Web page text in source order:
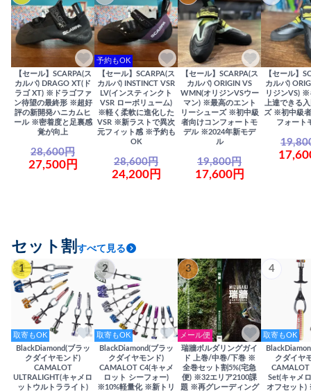
【セール】SCARPA(ス
カルパ) DRAGO XT(ド
ラゴ XT) ※ドラゴファ
ン待望の最終形 ※超好
評の新開発ハニカムヒ
ール ※密着度と足裏感
覚が向上
28,600円
27,500円
予約もOK
【セール】SCARPA(ス
カルパ) INSTINCT VSR
LV(インスティンクト
VSR ローボリューム)
※軽く柔軟に進化した
VSR ※新ラストで異次
元フィット感 ※予約も
OK
28,600円
24,200円
【セール】SCARPA(ス
カルパ) ORIGIN VS
WMN(オリジンVSウー
マン) ※最高のエント
リーシューズ ※初中級
者向けコンフォートモ
デル ※2024年新モデ
ル
19,800円
17,600円
【セール】
カルパ)
リジンVS) ※
上達できる
ズ ※初中級
フォート
セット割 すべて見る
1
取寄もOK
BlackDiamond(ブラッ
クダイヤモンド)
CAMALOT
ULTRALIGHT(キャメロ
ットウルトラライト)
2
取寄もOK
BlackDiamond(ブラッ
クダイヤモンド)
CAMALOT C4(キャメ
ロット シーフォー)
※10%軽量化 ※新トリ
3
メール便
瑞牆ボルダリングガイ
ド 上巻/中巻/下巻 ※
全巻セット割5%(宅急
便) ※32エリア2100課
題 ※再グレーディング
4
取寄もOK
クダイヤ
Set(キャメ
オフセット)